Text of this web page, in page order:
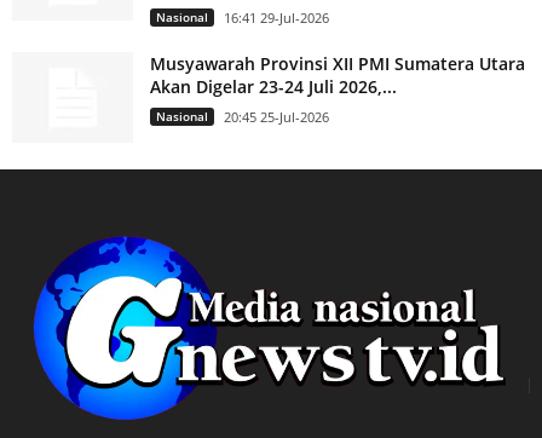
Nasional 16:41 29-Jul-2026
Musyawarah Provinsi XII PMI Sumatera Utara
Akan Digelar 23-24 Juli 2026,...
Nasional 20:45 25-Jul-2026